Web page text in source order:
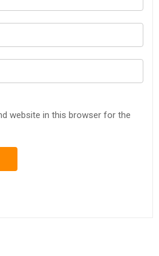
website in this browser for the